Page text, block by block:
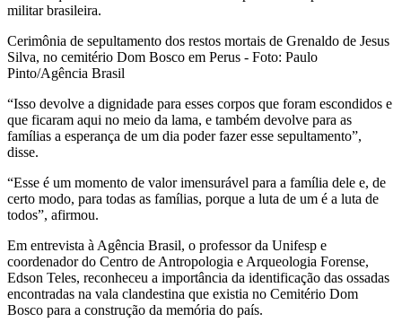
militar brasileira.
Cerimônia de sepultamento dos restos mortais de Grenaldo de Jesus
Silva, no cemitério Dom Bosco em Perus - Foto: Paulo
Pinto/Agência Brasil
“Isso devolve a dignidade para esses corpos que foram escondidos e
que ficaram aqui no meio da lama, e também devolve para as
famílias a esperança de um dia poder fazer esse sepultamento”,
disse.
“Esse é um momento de valor imensurável para a família dele e, de
certo modo, para todas as famílias, porque a luta de um é a luta de
todos”, afirmou.
Em entrevista à Agência Brasil, o professor da Unifesp e
coordenador do Centro de Antropologia e Arqueologia Forense,
Edson Teles, reconheceu a importância da identificação das ossadas
encontradas na vala clandestina que existia no Cemitério Dom
Bosco para a construção da memória do país.